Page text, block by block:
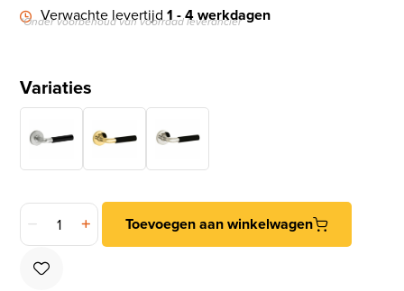
Verwachte levertijd1 - 4 werkdagen
*Onder voorbehoud van voorraad leverancier
Variaties
Deurklink op geveerd rozet Frankfurt ebben/Vivo messing
Toevoegen aan winkelwagen